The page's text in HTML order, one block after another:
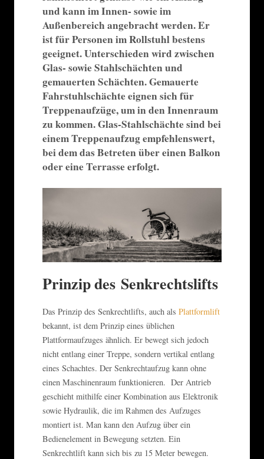
und kann im Innen- sowie im
Außenbereich angebracht werden. Er
ist für Personen im Rollstuhl bestens
geeignet. Unterschieden wird zwischen
Glas- sowie Stahlschächten und
gemauerten Schächten. Gemauerte
Fahrstuhlschächte eignen sich für
Treppenaufzüge, um in den Innenraum
zu kommen. Glas-Stahlschächte sind bei
einem Treppenaufzug empfehlenswert,
bei dem das Betreten über einen Balkon
oder eine Terrasse erfolgt.
Prinzip des Senkrechtslifts
Das Prinzip des Senkrechtlifts, auch als Plattformlift
bekannt, ist dem Prinzip eines üblichen
Plattformaufzuges ähnlich. Er bewegt sich jedoch
nicht entlang einer Treppe, sondern vertikal entlang
eines Schachtes. Der Senkrechtaufzug kann ohne
einen Maschinenraum funktionieren. Der Antrieb
geschieht mithilfe einer Kombination aus Elektronik
sowie Hydraulik, die im Rahmen des Aufzuges
montiert ist. Man kann den Aufzug über ein
Bedienelement in Bewegung setzten. Ein
Senkrechtlift kann sich bis zu 15 Meter bewegen.